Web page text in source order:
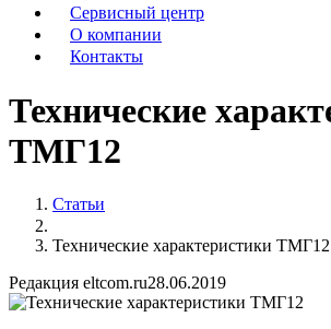
Сервисный центр
О компании
Контакты
Технические
ТМГ12
Статьи
Технические характеристики ТМГ12
Редакция eltcom.ru28.06.2019